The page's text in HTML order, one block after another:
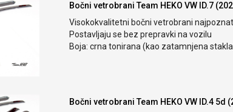
Bočni vetrobrani Team HEKO VW ID.7
Visokokvalitetni bočni vetrobrani
Postavljaju se bez prepravki na vozilu
Boja: crna tonirana (kao zatamnjena
Bočni vetrobrani Team HEKO VW ID.4 5d